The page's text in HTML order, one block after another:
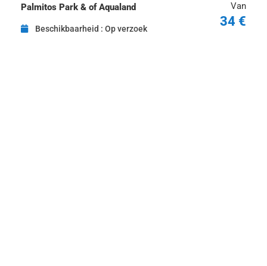
Palmitos Park & of Aqualand Van
34 €
Beschikbaarheid : Op verzoek